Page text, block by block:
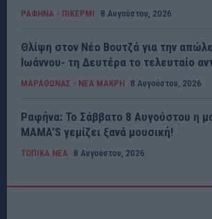
ΡΑΦΗΝΑ - ΠΙΚΕΡΜΙ 8 Αυγούστου, 2026
Θλίψη στον Νέο Βουτζά για την
Ιωάννου- τη Δευτέρα το τελευταίο
ΜΑΡΑΘΩΝΑΣ - ΝΕΑ ΜΑΚΡΗ 8 Αυγούστου, 2026
Ραφήνα: Το Σάββατο 8 Αυγούστου η
MAMA’S γεμίζει ξανά μουσική!
ΤΟΠΙΚΑ ΝΕΑ 8 Αυγούστου, 2026